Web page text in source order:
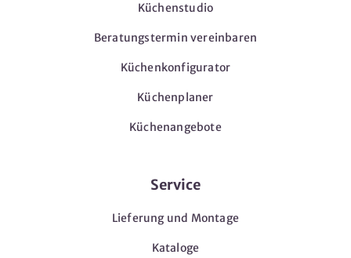
Küchenstudio
Beratungstermin vereinbaren
Küchenkonfigurator
Küchenplaner
Küchenangebote
Service
Lieferung und Montage
Kataloge